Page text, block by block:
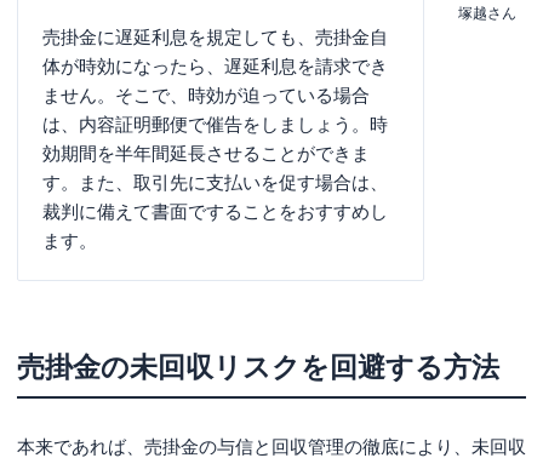
売掛金に遅延利息を規定しても、売掛金自
体が時効になったら、遅延利息を請求でき
ません。そこで、時効が迫っている場合
は、内容証明郵便で催告をしましょう。時
効期間を半年間延長させることができま
す。また、取引先に支払いを促す場合は、
裁判に備えて書面ですることをおすすめし
ます。
塚越さん
売掛金の未回収リスクを回避する方法
本来であれば、売掛金の与信と回収管理の徹底により、未回収